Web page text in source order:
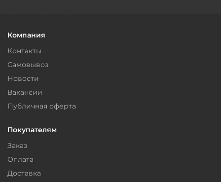
Компания
Контакты
Самовывоз
Новости
Вакансии
Публичная оферта
Покупателям
Заказ
Оплата
Доставка